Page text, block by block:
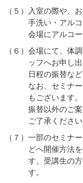
（５）
入室の際や、
手洗い・アル
会場にアルコ
（６） 会場にて、体
ッフへお申し出
日程の振替な
なお、セミナ
もございます。
振替以外のご
ご了承ください
（７） 一部のセミナ
どへ開催方法
す。受講生の
す。